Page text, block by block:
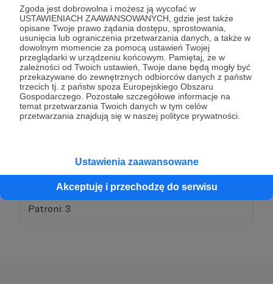
Zgoda jest dobrowolna i możesz ją wycofać w
USTAWIENIACH ZAAWANSOWANYCH, gdzie jest także
opisane Twoje prawo żądania dostępu, sprostowania,
usunięcia lub ograniczenia przetwarzania danych, a także w
dowolnym momencie za pomocą ustawień Twojej
przeglądarki w urządzeniu końcowym. Pamiętaj, że w
zależności od Twoich ustawień, Twoje dane będą mogły być
przekazywane do zewnętrznych odbiorców danych z państw
trzecich tj. z państw spoza Europejskiego Obszaru
Gospodarczego. Pozostałe szczegółowe informacje na
temat przetwarzania Twoich danych w tym celów
przetwarzania znajdują się w naszej polityce prywatności.
Ustawienia zaawansowane
Akceptuję i przechodzę do serwisu
rozmowę (1h) i przedyskutować np. temat Twoich
projektów, lub dowolny inny, wybrany przez Ciebie.
Patroni: 11
70 zł miesięcznie
satysfakcję, że stać Cię na więcej niż tych z progu
50zł/msc :D
Patroni: 3